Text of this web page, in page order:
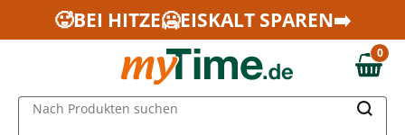
Zum Hauptinhalt springen
Zur Navigation springen
Zur Suche springen
🥵BEI HITZE🥶EISKALT SPAREN➡️
0,00 €
0
Nach Produkten suchen